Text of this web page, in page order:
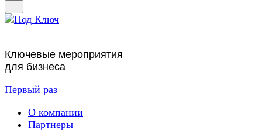
Ключевые мероприятия
для бизнеса
Первый раз
О компании
Партнеры